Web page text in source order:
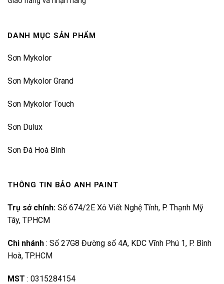
DANH MỤC SẢN PHẨM
Sơn Mykolor
Sơn Mykolor Grand
Sơn Mykolor Touch
Sơn Dulux
Sơn Đá Hoà Bình
THÔNG TIN BẢO ANH PAINT
Trụ sở chính: Số 674/2E Xô Viết Nghệ Tĩnh, P. Thạnh Mỹ
Tây, TPHCM
Chi nhánh : Số 27G8 Đường số 4A, KDC Vĩnh Phú 1, P. Bình
Hoà, TP.HCM
MST : 0315284154